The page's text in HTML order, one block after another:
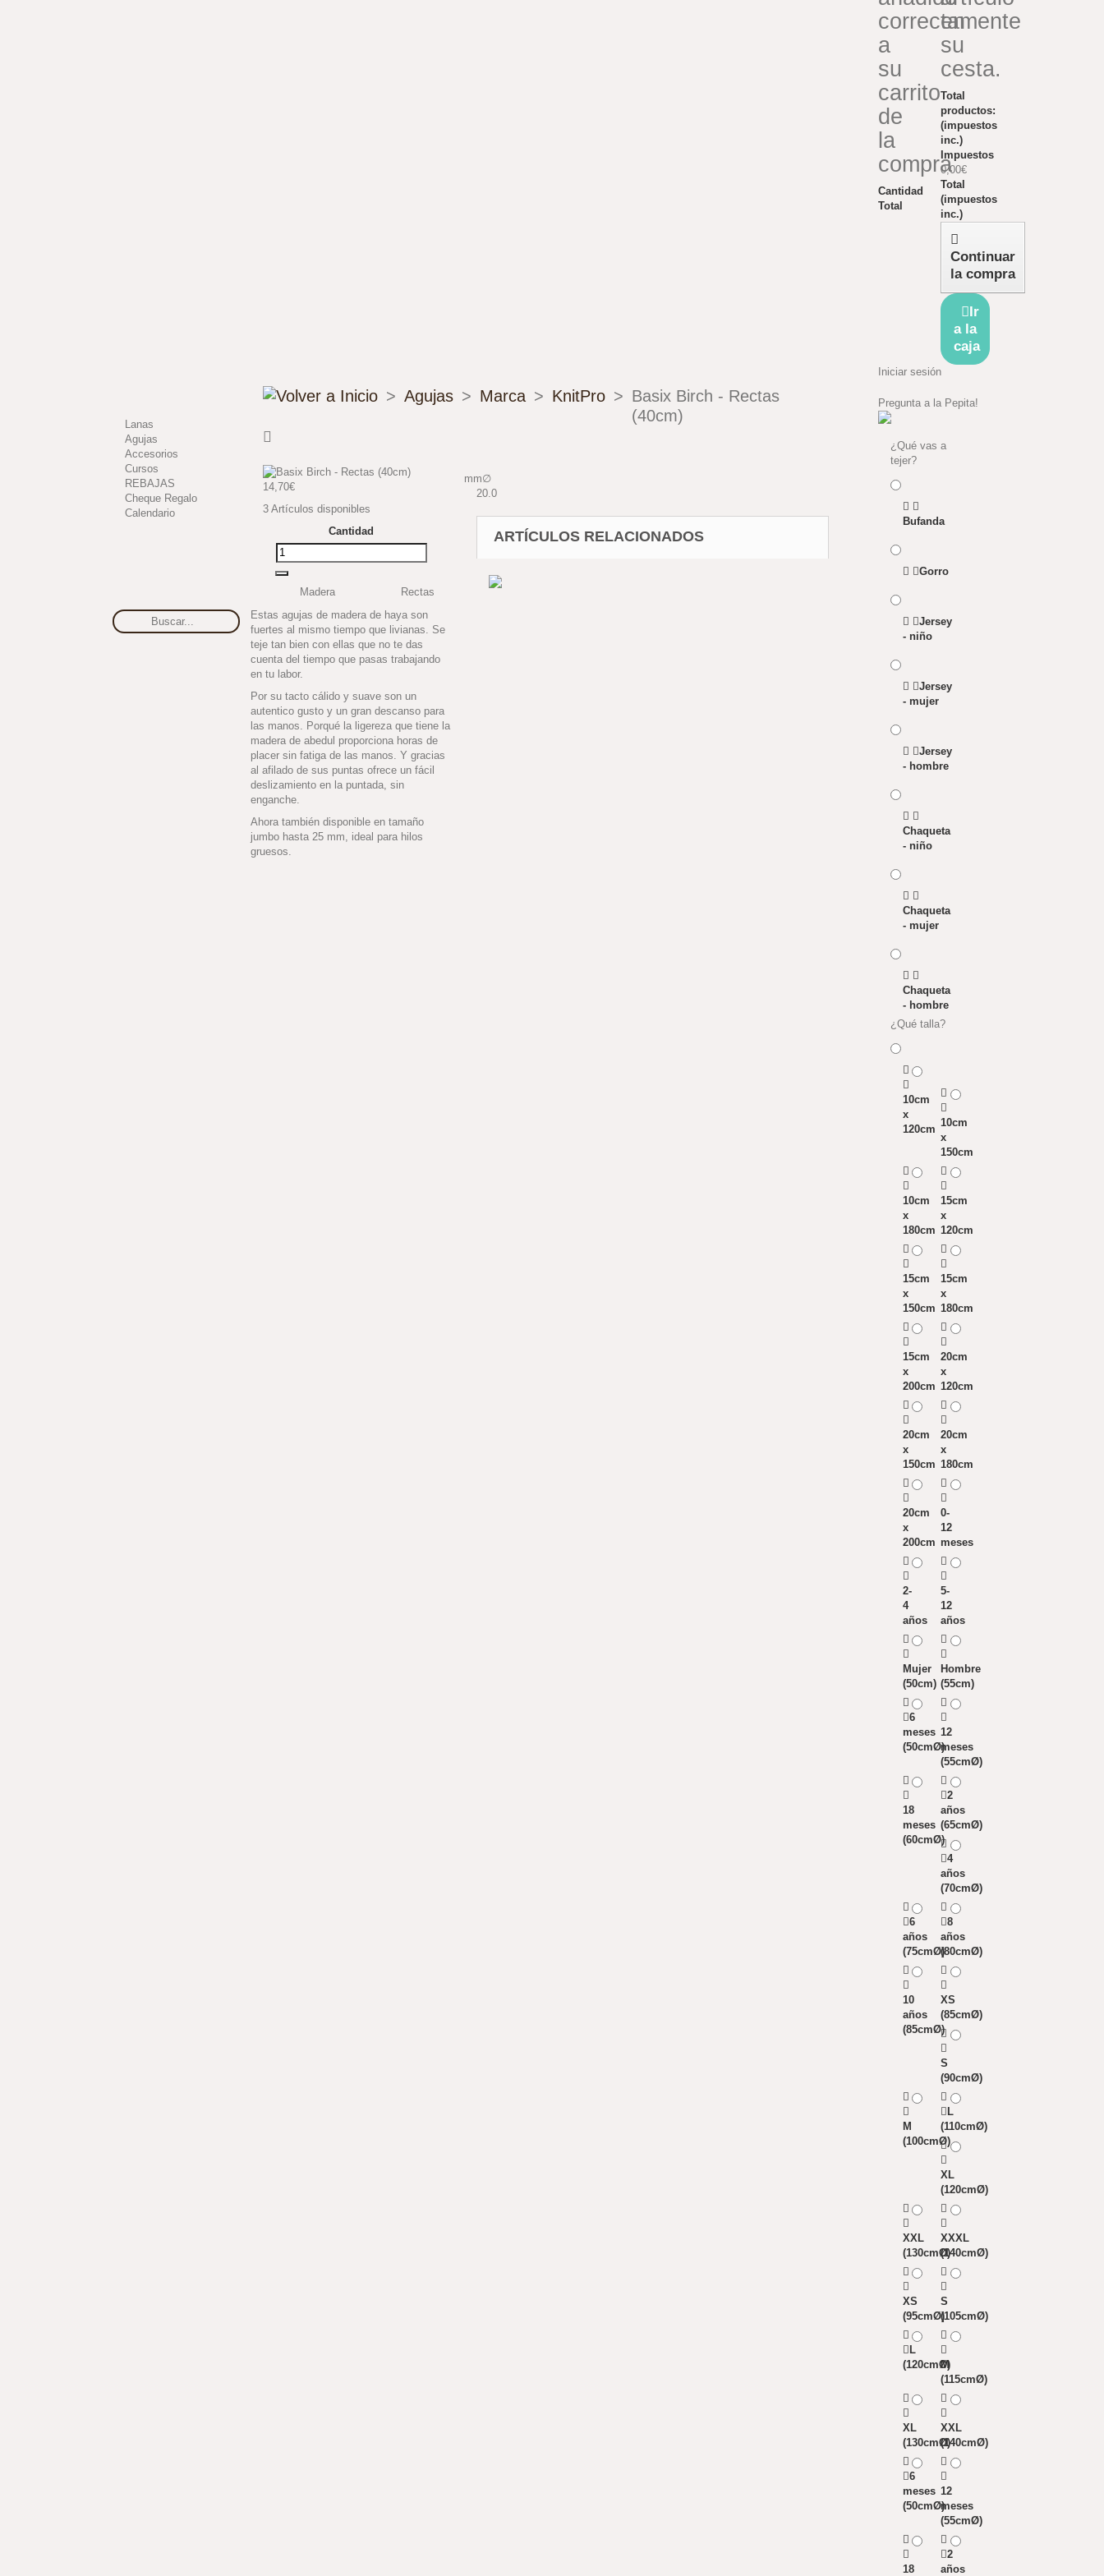
correctamente
a
su
carrito
de
la
compra
Cantidad
Total
en
su
cesta.
Total
productos:
(impuestos
inc.)
Impuestos
0,00€
Total
(impuestos
inc.)
Continuar
la compra
Ir
a la
caja
Iniciar sesión
Lanas
Agujas
Accesorios
Cursos
REBAJAS
Cheque Regalo
Calendario
> Agujas > Marca > KnitPro > Basix Birch - Rectas
(40cm)
14,70€
3 Artículos disponibles
Cantidad
Madera
Rectas
Estas agujas de madera de haya son
fuertes al mismo tiempo que livianas. Se
teje tan bien con ellas que no te das
cuenta del tiempo que pasas trabajando
en tu labor.
Por su tacto cálido y suave son un
autentico gusto y un gran descanso para
las manos. Porqué la ligereza que tiene la
madera de abedul proporciona horas de
placer sin fatiga de las manos. Y gracias
al afilado de sus puntas ofrece un fácil
deslizamiento en la puntada, sin
enganche.
Ahora también disponible en tamaño
jumbo hasta 25 mm, ideal para hilos
gruesos.
mm∅
20.0
ARTÍCULOS RELACIONADOS
Pregunta a la Pepita!
¿Qué vas a
tejer?
Bufanda
Gorro
Jersey
- niño
Jersey
- mujer
Jersey
- hombre
Chaqueta
- niño
Chaqueta
- mujer
Chaqueta
- hombre
¿Qué talla?
10cm
x
120cm
10cm
x
150cm
10cm
x
180cm
15cm
x
120cm
15cm
x
150cm
15cm
x
180cm
15cm
x
200cm
20cm
x
120cm
20cm
x
150cm
20cm
x
180cm
20cm
x
200cm
0-
12
meses
2-
4
años
5-
12
años
Mujer
(50cm)
Hombre
(55cm)
6
meses
(50cmØ)
12
meses
(55cmØ)
18
meses
(60cmØ)
2
años
(65cmØ)
4
años
(70cmØ)
6
años
(75cmØ)
8
años
(80cmØ)
10
años
(85cmØ)
XS
(85cmØ)
S
(90cmØ)
M
(100cmØ)
L
(110cmØ)
XL
(120cmØ)
XXL
(130cmØ)
XXXL
(140cmØ)
XS
(95cmØ)
S
(105cmØ)
L
(120cmØ)
M
(115cmØ)
XL
(130cmØ)
XXL
(140cmØ)
6
meses
(50cmØ)
12
meses
(55cmØ)
18
2
años